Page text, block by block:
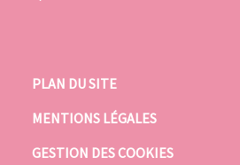
PLAN DU SITE
MENTIONS LÉGALES
GESTION DES COOKIES